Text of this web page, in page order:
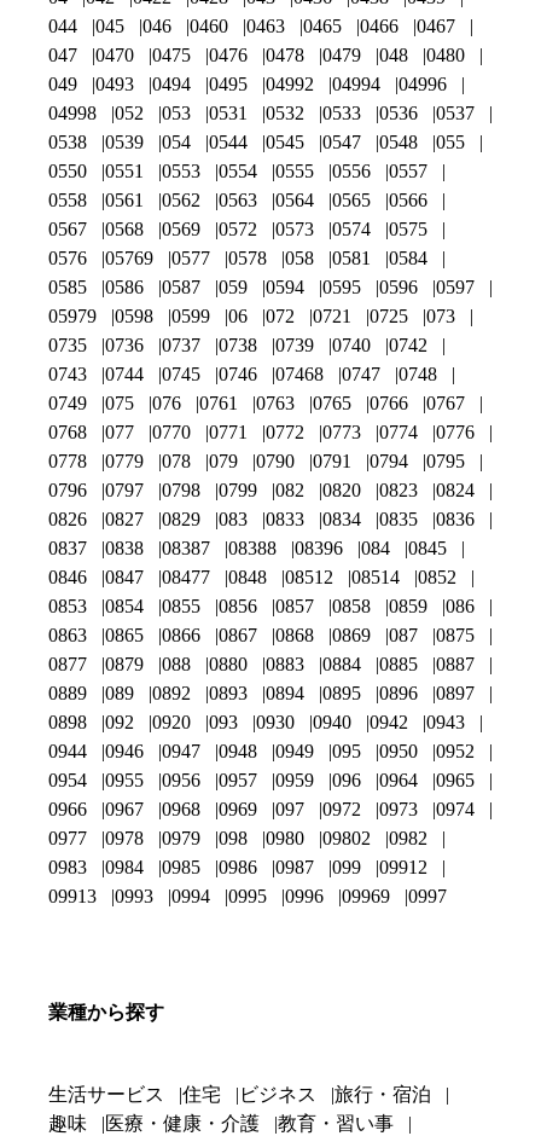
044
045 046 0460 0463 0465 0466
0467
047
0470 0475 0476 0478 0479 048
0480
049
0493 0494 0495 04992 04994
04996
04998
052 053 0531 0532 0533 0536
0537
0538
0539 054 0544 0545 0547 0548
055
0550
0551 0553 0554 0555 0556
0557
0558
0561 0562 0563 0564 0565
0566
0567
0568 0569 0572 0573 0574
0575
0576
05769 0577 0578 058 0581
0584
0585
0586 0587 059 0594 0595 0596
0597
05979
0598 0599 06 072 0721 0725
073
0735
0736 0737 0738 0739 0740
0742
0743
0744 0745 0746 07468 0747
0748
0749
075 076 0761 0763 0765 0766
0767
0768
077 0770 0771 0772 0773 0774
0776
0778
0779 078 079 0790 0791 0794
0795
0796
0797 0798 0799 082 0820 0823
0824
0826
0827 0829 083 0833 0834 0835
0836
0837
0838 08387 08388 08396 084
0845
0846
0847 08477 0848 08512 08514
0852
0853
0854 0855 0856 0857 0858 0859
086
0863
0865 0866 0867 0868 0869 087
0875
0877
0879 088 0880 0883 0884 0885
0887
0889
089 0892 0893 0894 0895 0896
0897
0898
092 0920 093 0930 0940 0942
0943
0944
0946 0947 0948 0949 095 0950
0952
0954
0955 0956 0957 0959 096 0964
0965
0966
0967 0968 0969 097 0972 0973
0974
0977
0978 0979 098 0980 09802
0982
0983
0984 0985 0986 0987 099
09912
09913
0993 0994 0995 0996 09969 0997
業種から探す
生活サービス 住宅 ビジネス
旅行・宿泊
趣味
医療・健康・介護
教育・習い事